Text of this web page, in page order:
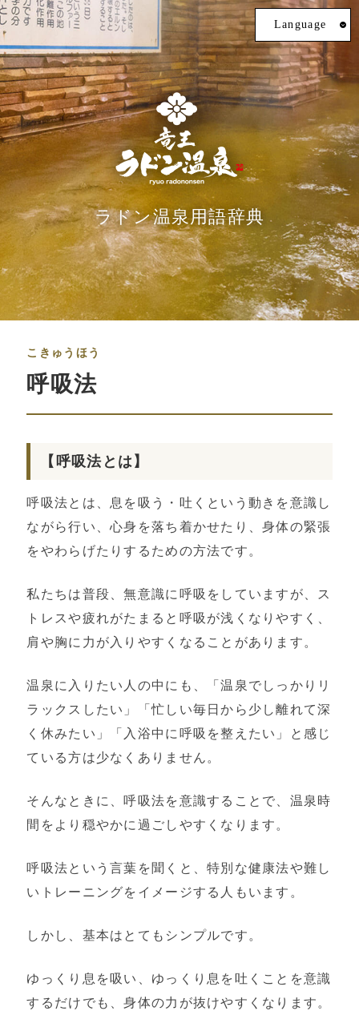
ラドン温泉用語辞典
Language
こきゅうほう
呼吸法
【呼吸法とは】
呼吸法とは、息を吸う・吐くという動きを意識し
ながら行い、心身を落ち着かせたり、身体の緊張
をやわらげたりするための方法です。
私たちは普段、無意識に呼吸をしていますが、ス
トレスや疲れがたまると呼吸が浅くなりやすく、
肩や胸に力が入りやすくなることがあります。
温泉に入りたい人の中にも、「温泉でしっかりリ
ラックスしたい」「忙しい毎日から少し離れて深
く休みたい」「入浴中に呼吸を整えたい」と感じ
ている方は少なくありません。
そんなときに、呼吸法を意識することで、温泉時
間をより穏やかに過ごしやすくなります。
呼吸法という言葉を聞くと、特別な健康法や難し
いトレーニングをイメージする人もいます。
しかし、基本はとてもシンプルです。
ゆっくり息を吸い、ゆっくり息を吐くことを意識
するだけでも、身体の力が抜けやすくなります。